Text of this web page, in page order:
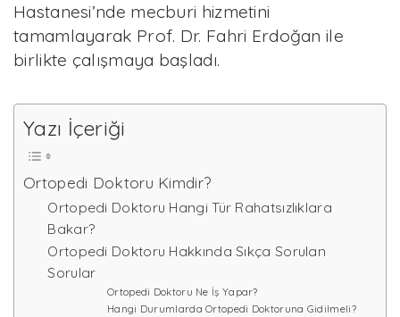
Hastanesi’nde mecburi hizmetini
tamamlayarak Prof. Dr. Fahri Erdoğan ile
birlikte çalışmaya başladı.
Yazı İçeriği
Ortopedi Doktoru Kimdir?
Ortopedi Doktoru Hangi Tür Rahatsızlıklara
Bakar?
Ortopedi Doktoru Hakkında Sıkça Sorulan
Sorular
Ortopedi Doktoru Ne İş Yapar?
Hangi Durumlarda Ortopedi Doktoruna Gidilmeli?